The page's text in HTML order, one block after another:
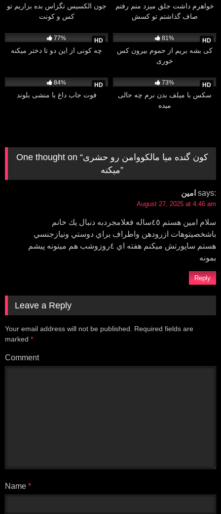
جون الکسیس تگزاس بده بزاریم تو
کس و کونت
خواهرم داشت جلق میزد منم رفتم
صاف گذاشتم تو کسش
HD
77%
چه کونی از این دو تا دختر میکنه
HD
81%
کی بشه بریم از حموم بیرون کس
خوری
HD
84%
فوت جاب داغ با منشی بلوند
HD
73%
سکس با میلف بدن نرم چه حالی
میده
One thought on “کون گنده میا مالکووامن رو حشری
میکنه”
امين says:
August 27, 2025 at 4:46 am
سلام امين هستم ٤٥ساله فعلامجردبه دنبال يك خانم
باشخصيتوهات ازرودهن واطراف براي دوستي ونيازجنسي
هستم ساپورتش ميكنم هفته اي ٤روزوشب هم ميتونه پيشم
بمونه
Reply
Leave a Reply
Your email address will not be published. Required fields are
marked *
Comment
Name *